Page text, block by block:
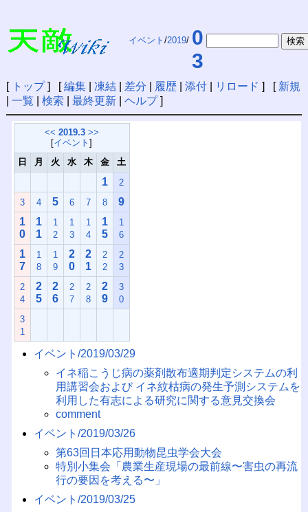
イベント /2019/ 0
3
[ トップ] [編集| 凍結| 差分 履歴| 添付| リロード ] [ 新規
一覧 検索 最終更新| ヘルプ]
<< 2019.3 >>
[イベント]
日
月 火 水 木 金 土
1
2
3
4 5 6 7 8
9
1
0
1
1
1
2
1
3
1
4
1
5
1
6
1
7
1
8
1
9
2
0
2
1
2
2
2
3
2
4
2
5
2
6
2
7
2
8
2
9
3
0
3
1
イベント/2019/03/29
イネ稲こうじ病の薬剤散布適期判定システムの利
用講習会および イネ紋枯病の発生予測システムを
利用した有志による研究に関する意見交換会
comment
イベント/2019/03/26
第63回日本応用動物昆虫学会大会
特別小集会「農業生産現場の最前線〜害虫の再流
行の要因を考える〜」
イベント/2019/03/25